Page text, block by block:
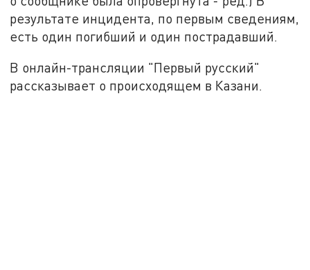
результате инцидента, по первым сведениям,
есть один погибший и один пострадавший.
В онлайн-трансляции "Первый русский"
рассказывает о происходящем в Казани.